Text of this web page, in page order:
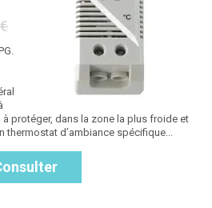
protéger, dans la zone la plus froide et
thermostat d’ambiance spécifique...